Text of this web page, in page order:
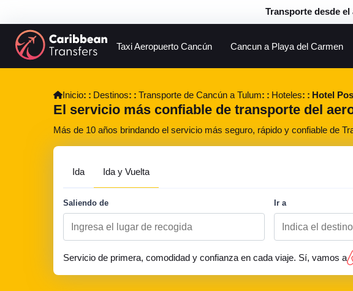
Transporte desde
Taxi Aeropuerto Cancún Cancun a Playa del Carmen
Inicio Destinos Transporte de Cancún a Tulum Hoteles Hotel
El servicio más confiable de transporte del
Más de 10 años brindando el servicio más seguro, rápido y confiable de
Ida Ida y Vuelta
Saliendo de Ir a
Servicio de primera, comodidad y confianza en cada viaje. Sí, vamos a